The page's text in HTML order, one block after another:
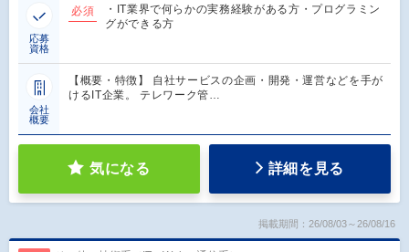
応募
資格
必須
・IT業界で何らかの実務経験がある方・プログラミン
グができる方
会社
概要
【概要・特徴】 自社サービスの企画・開発・運営などを手が
けるIT企業。 テレワーク管…
気になる 詳細を見る
掲載期間：26/08/03～26/08/16